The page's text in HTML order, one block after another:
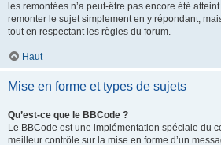
les remontées n’a peut-être pas encore été
remonter le sujet simplement en y répondant,
tout en respectant les règles du forum.
Haut
Mise en forme et types de sujets
Qu’est-ce que le BBCode ?
Le BBCode est une implémentation spéciale du
meilleur contrôle sur la mise en forme d’un